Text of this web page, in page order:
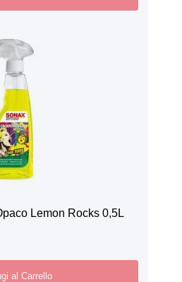
Lemon Rocks 0,5L
al Carrello